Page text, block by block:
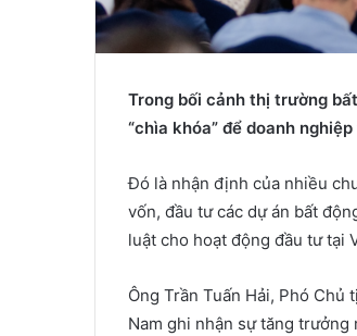
Trong bối cảnh thị trường
“chìa khóa” để doanh
Đó là nhận định của nhiều
vốn, đầu tư các dự án bất
luật cho hoạt động đầu tư tại
Ông Trần Tuấn Hải, Phó
Nam ghi nhận sự tăng trưởng